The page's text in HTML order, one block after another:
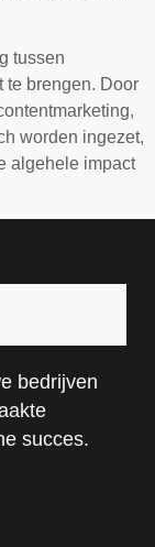
tussen
te brengen. Door
worden ingezet,
algehele impact
bedrijven
succes.